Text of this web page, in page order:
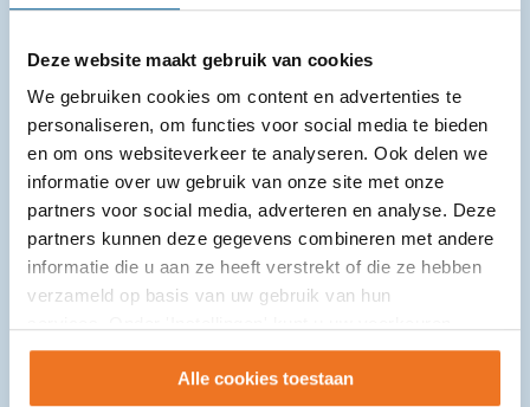
Deze website maakt gebruik van cookies
We gebruiken cookies om content en advertenties te
personaliseren, om functies voor social media te bieden
en om ons websiteverkeer te analyseren. Ook delen we
informatie over uw gebruik van onze site met onze
partners voor social media, adverteren en analyse. Deze
partners kunnen deze gegevens combineren met andere
informatie die u aan ze heeft verstrekt of die ze hebben
verzameld op basis van uw gebruik van hun
wijzigen.
Alle cookies toestaan
"Zonder oordeel zijn is heel
belangrijk"
In gesprek met Wouter over vrijwilligerswerk bij
de Vrijwillige Palliatieve Thuiszorg “Dat